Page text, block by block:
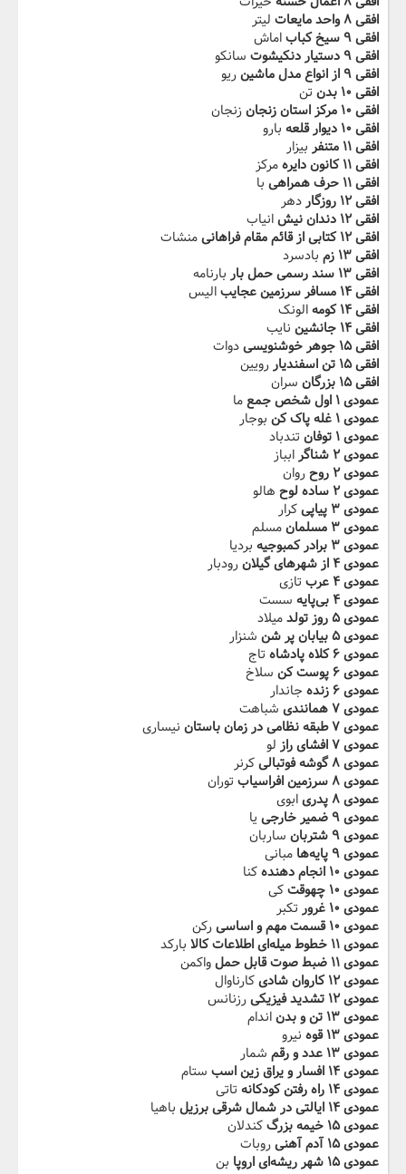
افقی ۸ واحد مایعات
لیتر
افقی ۹ سیخ کباب
اماش
افقی ۹ دستیار دن‬‫کیشوت
سانکو
افقی ۹ از انواع مدل ماشین
ریو
افقی ۱۰ بدن
تن
افقی ۱۰ مرکز استان‬‫ زنجان
زنجان
افقی ۱۰ دیوار قلعه
بارو
افقی ۱۱ متنفر
بیزار
افقی ۱۱ کانون دایره
مرکز
افقی ۱۱ حرف‬‫ همراهی
با
افقی ۱۲ روزگار
دهر
افقی ۱۲ دندان نیش
انیاب
افقی ۱۲ کتابی از قائم مقام‬‫ فراهانی
منشات
افقی ۱۳ زم
بادسرد
افقی ۱۳ سند رسمی حمل بار
بارنامه
افقی ۱۴ مسافر سرزمین‬‫ عجایب
الیس
افقی ۱۴ کومه
الونک
افقی ۱۴ جانشین
نایب
افقی ۱۵ جوهر خوشنویسی
دوات
افقی ۱۵ تن‬‫ اسفندیار
رویین
افقی ۱۵ بزرگان‬
سران
عمودی ۱ اول شخص جمع
ما
عمودی ۱ غله پاک کن
بوجار
عمودی ۱ توفان‬‫
تندباد
عمودی ۲ شناگر
ابباز
عمودی ۲ روح
روان
عمودی ۲ ساده لوح
هالو
عمودی ۳ پیاپی
کرار
عمودی ۳ مسلمان
مسلم
عمودی ۳ برادر‬‫ کمبوجیه
بردیا
عمودی ۴ از شهرهای گیلان
رودبار
عمودی ۴ عرب
تازی
عمودی ۴ بی‌پایه
سست
عمودی ۵ ‬‫روز تولد
میلاد
عمودی ۵ بیابان پر شن
شنزار
عمودی ۶ کلاه پادشاه
تاج
عمودی ۶ پوست کن‬‫
سلاخ
عمودی ۶ زنده
جاندار
عمودی ۷ همانندی
شباهت
عمودی ۷ طبقه نظامی در زمان باستان
نیساری
عمودی ۷ ‬‫افشای راز
لو
عمودی ۸ گوشه فوتبالی
کرنر
عمودی ۸ سرزمین افراسیاب
توران
عمودی ۸ پدری‬‫
ابوی
عمودی ۹ ضمیر خارجی
یا
عمودی ۹ شتربان
ساربان
عمودی ۹ پایه‌ها
مبانی
عمودی ۱۰ انجام دهنده
کنا
عمودی ۱۰ چه‬‫وقت
کی
عمودی ۱۰ غرور
تکبر
عمودی ۱۰ قسمت مهم و اساسی
رکن
عمودی ۱۱ خطوط میله‌ای ‬‫اطلاعات کالا
بارکد
عمودی ۱۱ ضبط صوت قابل حمل
واکمن
عمودی ۱۲ کاروان‬‫ شادی
کارناوال
عمودی ۱۲ تشدید فیزیکی
رزنانس
عمودی ۱۳ تن و بدن
اندام
عمودی ۱۳ قوه
نیرو
عمودی ۱۳ عدد و رقم‬‫
شمار
عمودی ۱۴ افسار و یراق زین اسب
ستام
عمودی ۱۴ راه رفتن کودکانه
تاتی
عمودی ۱۴ ایالتی‬‫ در شمال شرقی برزیل
باهیا
عمودی ۱۵ خیمه بزرگ
کندلان
عمودی ۱۵ آدم آهنی
روبات
عمودی ۱۵ ‬‫شهر ریشه‌ای اروپا‬
بن